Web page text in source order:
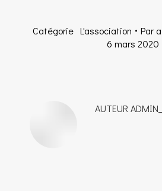
Catégorie L'association Par
6 mars 2020
AUTEUR